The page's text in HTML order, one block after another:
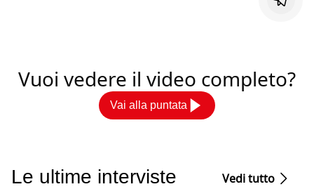
Vuoi vedere il video completo?
Vai alla puntata
Le ultime interviste Vedi tutto